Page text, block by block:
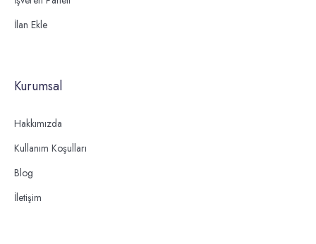
İlan Ekle
Kurumsal
Hakkımızda
Kullanım Koşulları
Blog
İletişim